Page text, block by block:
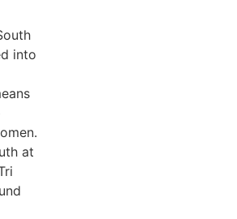
into
at